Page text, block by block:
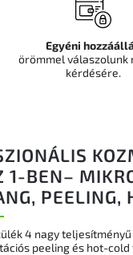
1-BEN–
PEELING,
4 nagy
peeling és hot-
Egyéni
örömmel válaszolunk
kérdésére.